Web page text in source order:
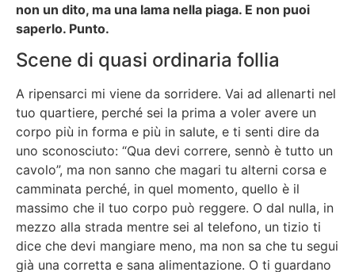
non un dito, ma una lama nella piaga. E non puoi
saperlo. Punto.
Scene di quasi ordinaria follia
A ripensarci mi viene da sorridere. Vai ad allenarti nel
tuo quartiere, perché sei la prima a voler avere un
corpo più in forma e più in salute, e ti senti dire da
uno sconosciuto: “Qua devi correre, sennò è tutto un
cavolo”, ma non sanno che magari tu alterni corsa e
camminata perché, in quel momento, quello è il
massimo che il tuo corpo può reggere. O dal nulla, in
mezzo alla strada mentre sei al telefono, un tizio ti
dice che devi mangiare meno, ma non sa che tu segui
già una corretta e sana alimentazione. O ti guardano